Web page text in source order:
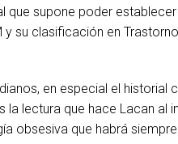
que supone poder
su clasificación en
en especial el historial
la lectura que hace Lacan al
obsesiva que habrá